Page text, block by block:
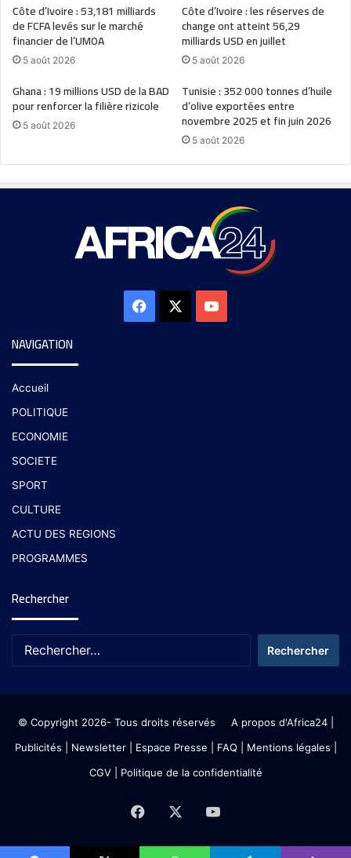
Côte d’Ivoire : 53,181 milliards
de FCFA levés sur le marché
financier de l’UMOA
5 août 2026
Côte d’Ivoire : les réserves de
change ont atteint 56,29
milliards USD en juillet
5 août 2026
Ghana : 19 millions USD de la BAD
pour renforcer la filière rizicole
5 août 2026
Tunisie : 352 000 tonnes d’huile
d’olive exportées entre
novembre 2025 et fin juin 2026
5 août 2026
NAVIGATION
Accueil
POLITIQUE
ECONOMIE
SOCIETE
SPORT
CULTURE
ACTU DES REGIONS
PROGRAMMES
Rechercher
© Copyright 2026- Tous droits réservés A propos d'Africa24|
Publicités
Newsletter| Espace Presse | FAQ | Mentions légales
CGV| Politique de la confidentialité